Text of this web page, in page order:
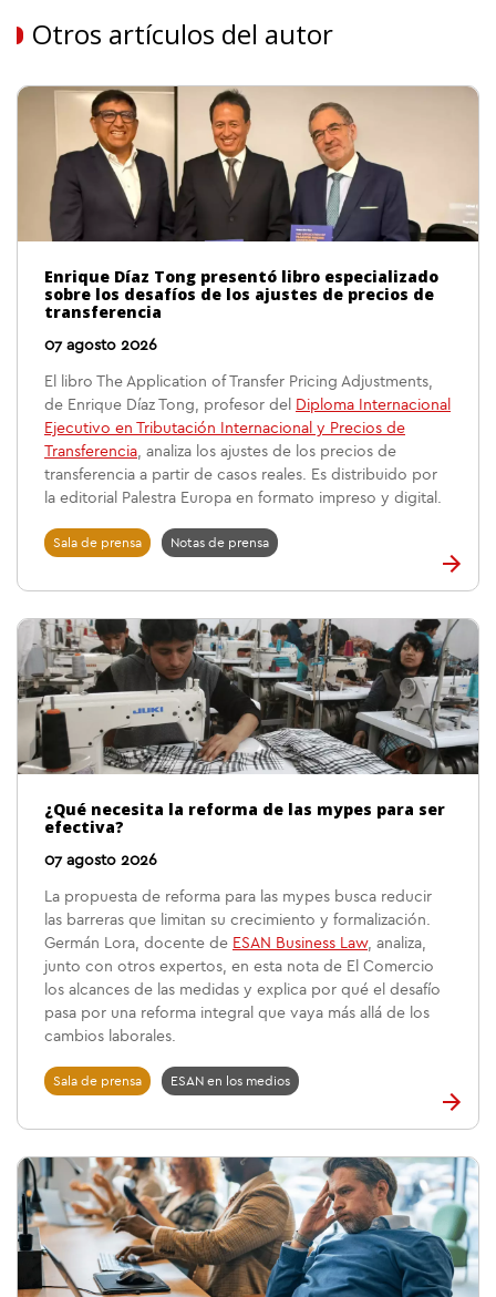
Otros artículos del autor
Enrique Díaz Tong presentó libro especializado
sobre los desafíos de los ajustes de precios de
transferencia
07 agosto 2026
El libro The Application of Transfer Pricing Adjustments,
de Enrique Díaz Tong, profesor del
Diploma Internacional
Ejecutivo en Tributación Internacional y Precios de
Transferencia, analiza los ajustes de los precios de
transferencia a partir de casos reales. Es distribuido por
la editorial Palestra Europa en formato impreso y digital.
Sala de prensa Notas de prensa
¿Qué necesita la reforma de las mypes para ser
efectiva?
07 agosto 2026
La propuesta de reforma para las mypes busca reducir
las barreras que limitan su crecimiento y formalización.
Germán Lora, docente de ESAN Business Law, analiza,
junto con otros expertos, en esta nota de El Comercio
los alcances de las medidas y explica por qué el desafío
pasa por una reforma integral que vaya más allá de los
cambios laborales.
Sala de prensa ESAN en los medios